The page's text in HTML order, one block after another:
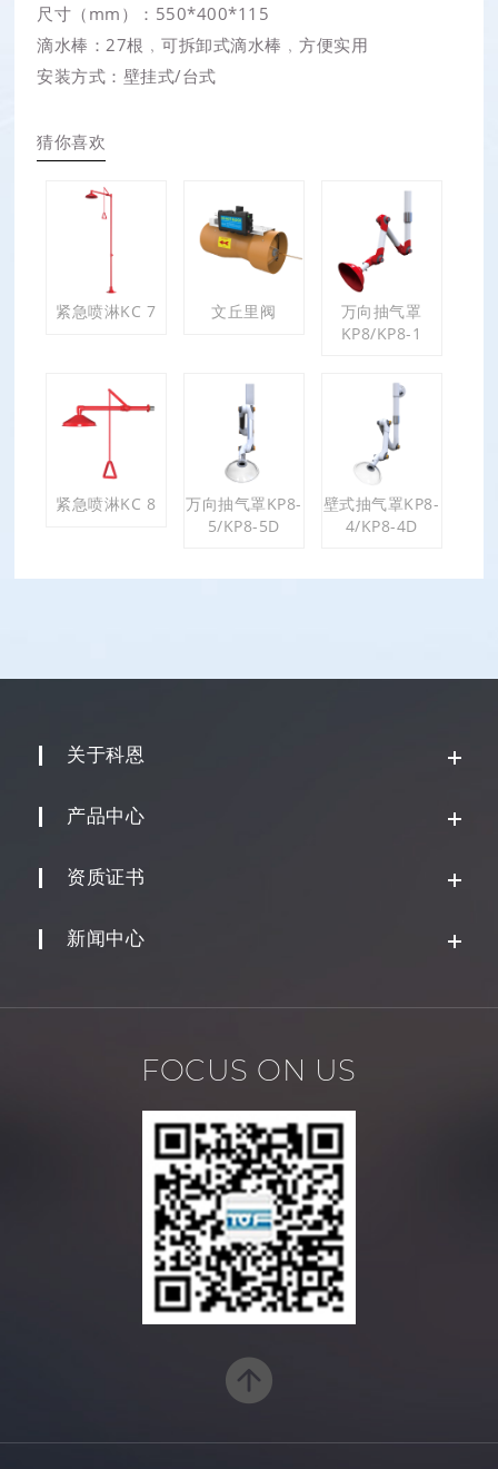
尺寸（mm）：550*400*115
滴水棒：27根﹐可拆卸式滴水棒﹐方便实用
安装方式：壁挂式/台式
猜你喜欢
紧急喷淋KC 7 文丘里阀
万向抽气罩
KP8/KP8-1
紧急喷淋KC 8
万向抽气罩KP8-
5/KP8-5D
壁式抽气罩KP8-
4/KP8-4D
关于科恩
产品中心
资质证书
新闻中心
FOCUS ON US
